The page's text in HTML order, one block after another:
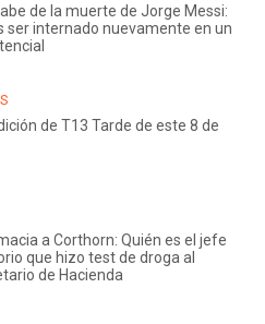
de la muerte de Jorge Messi:
ser internado nuevamente en un
de T13 Tarde de este 8 de
a Corthorn: Quién es el jefe
que hizo test de droga al
de Hacienda